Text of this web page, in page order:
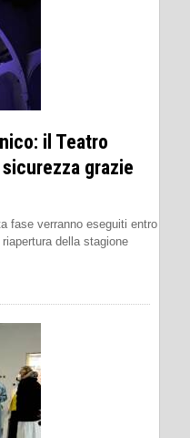
il Teatro
grazie
fase verranno eseguiti entro
della stagione